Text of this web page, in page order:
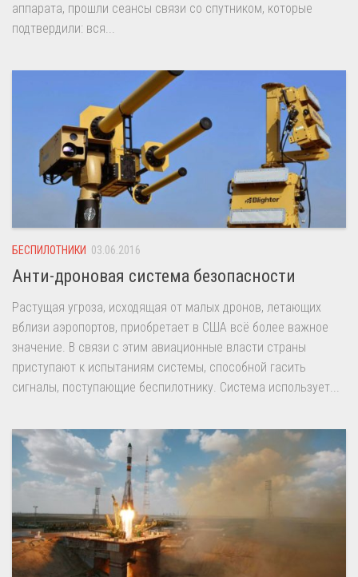
аппарата, прошли сеансы связи со спутником, которые
подтвердили: вся...
БЕСПИЛОТНИКИ 03.06.2016
Анти-дроновая система безопасности
Растущая угроза, исходящая от малых дронов, летающих
вблизи аэропортов, приобретает в США всё более важное
значение. В связи с этим авиационные власти страны
приступают к испытаниям системы, способной гасить
сигналы, поступающие беспилотнику. Система использует...